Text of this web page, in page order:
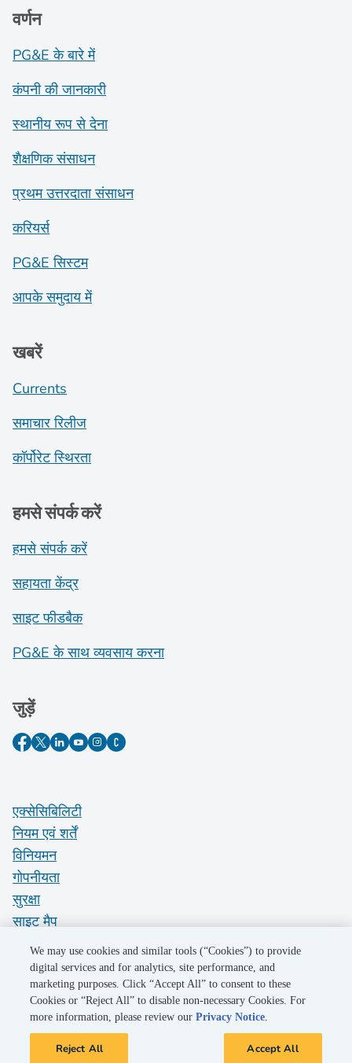
वर्णन
PG&E के बारे में
कंपनी की जानकारी
स्थानीय रूप से देना
शैक्षणिक संसाधन
प्रथम उत्तरदाता संसाधन
करियर्स
PG&E सिस्टम
आपके समुदाय में
खबरें
Currents
समाचार रिलीज
कॉर्पोरेट स्थिरता
हमसे संपर्क करें
हमसे संपर्क करें
सहायता केंद्र
साइट फीडबैक
PG&E के साथ व्यवसाय करना
जुड़ें
एक्सेसिबिलिटी
नियम एवं शर्तें
विनियमन
गोपनीयता
सुरक्षा
साइट मैप
Do Not Sell My Personal Information
©2026 Pacific Gas and Electric Company
We may use cookies and similar tools (“Cookies”) to provide
digital services and for analytics, site performance, and
marketing purposes. Click “Accept All” to consent to these
Cookies or “Reject All” to disable non-necessary Cookies. For
more information, please review ourPrivacy Notice.
Reject All Accept All